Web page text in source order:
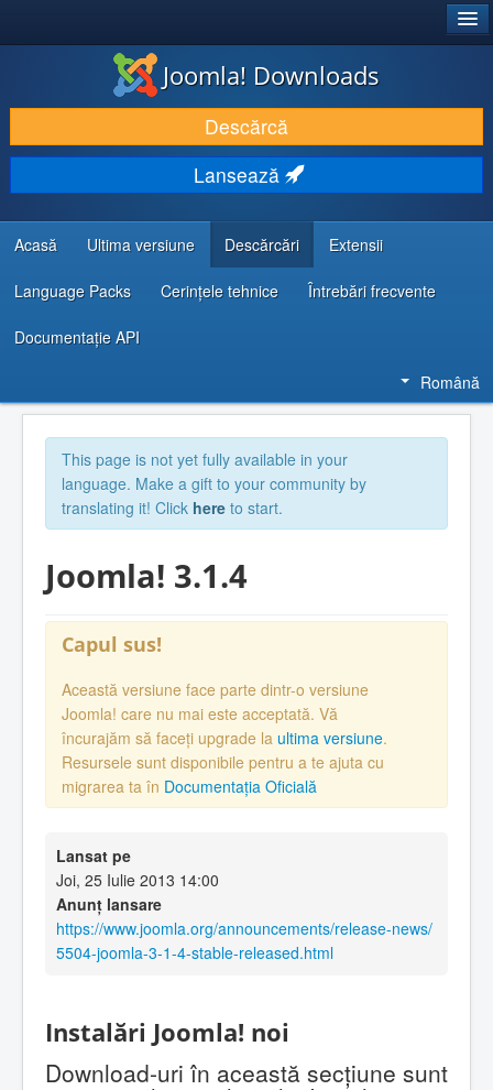
DESCARCĂ & ȘI EXTINDE
DESCOPERĂ & ÎNVAȚĂ
COMUNITATE & SUPORT
RESURSE DEZVOLTATORI
Joomla! Downloads
Descărcă
Lansează
Acasă Ultima versiune Descărcări Extensii
Language Packs Cerințele tehnice Întrebări frecvente
Documentaţie API
Română
This page is not yet fully available in your
language. Make a gift to your community by
translating it! Click here to start.
Joomla! 3.1.4
Capul sus!
Această versiune face parte dintr-o versiune
Joomla! care nu mai este acceptată. Vă
încurajăm să faceți upgrade la ultima versiune.
Resursele sunt disponibile pentru a te ajuta cu
migrarea ta în Documentația Oficială
Lansat pe
Joi, 25 Iulie 2013 14:00
Anunț lansare
https://www.joomla.org/announcements/release-news/
5504-joomla-3-1-4-stable-released.html
Instalări Joomla! noi
Download-uri în această secţiune sunt